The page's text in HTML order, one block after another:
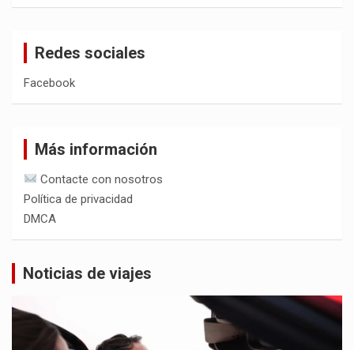
Redes sociales
Facebook
Más información
Contacte con nosotros
Política de privacidad
DMCA
Noticias de viajes